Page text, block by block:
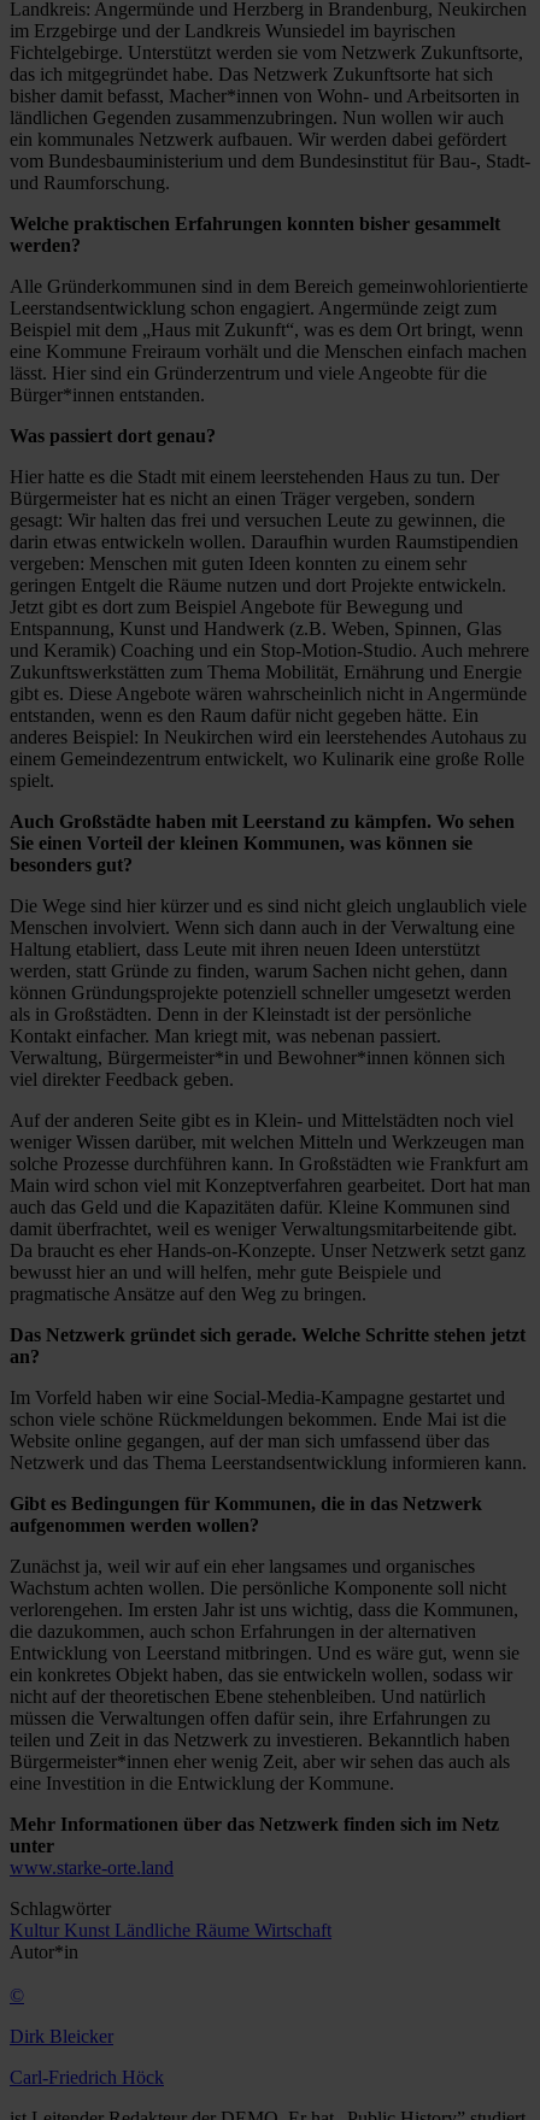
Landkreis: Angermünde und Herzberg in Brandenburg, Neukirchen
im Erzgebirge und der Landkreis Wunsiedel im bayrischen
Fichtelgebirge. Unterstützt werden sie vom Netzwerk Zukunftsorte,
das ich mitgegründet habe. Das Netzwerk Zukunftsorte hat sich
bisher damit befasst, Macher*innen von Wohn- und Arbeitsorten in
ländlichen Gegenden zusammenzubringen. Nun wollen wir auch
ein kommunales Netzwerk aufbauen. Wir werden dabei gefördert
vom Bundesbauministerium und dem Bundesinstitut für Bau-, Stadt-
und Raumforschung.
Welche praktischen Erfahrungen konnten bisher gesammelt
werden?
Alle Gründerkommunen sind in dem Bereich gemeinwohlorientierte
Leerstandsentwicklung schon engagiert. Angermünde zeigt zum
Beispiel mit dem „Haus mit Zukunft“, was es dem Ort bringt, wenn
eine Kommune Freiraum vorhält und die Menschen einfach machen
lässt. Hier sind ein Gründerzentrum und viele Angeobte für die
Bürger*innen entstanden.
Was passiert dort genau?
Hier hatte es die Stadt mit einem leerstehenden Haus zu tun. Der
Bürgermeister hat es nicht an einen Träger vergeben, sondern
gesagt: Wir halten das frei und versuchen Leute zu gewinnen, die
darin etwas entwickeln wollen. Daraufhin wurden Raumstipendien
vergeben: Menschen mit guten Ideen konnten zu einem sehr
geringen Entgelt die Räume nutzen und dort Projekte entwickeln.
Jetzt gibt es dort zum Beispiel Angebote für Bewegung und
Entspannung, Kunst und Handwerk (z.B. Weben, Spinnen, Glas
und Keramik) Coaching und ein Stop-Motion-Studio. Auch mehrere
Zukunftswerkstätten zum Thema Mobilität, Ernährung und Energie
gibt es. Diese Angebote wären wahrscheinlich nicht in Angermünde
entstanden, wenn es den Raum dafür nicht gegeben hätte. Ein
anderes Beispiel: In Neukirchen wird ein leerstehendes Autohaus zu
einem Gemeindezentrum entwickelt, wo Kulinarik eine große Rolle
spielt.
Auch Großstädte haben mit Leerstand zu kämpfen. Wo sehen
Sie einen Vorteil der kleinen Kommunen, was können sie
besonders gut?
Die Wege sind hier kürzer und es sind nicht gleich unglaublich viele
Menschen involviert. Wenn sich dann auch in der Verwaltung eine
Haltung etabliert, dass Leute mit ihren neuen Ideen unterstützt
werden, statt Gründe zu finden, warum Sachen nicht gehen, dann
können Gründungsprojekte potenziell schneller umgesetzt werden
als in Großstädten. Denn in der Kleinstadt ist der persönliche
Kontakt einfacher. Man kriegt mit, was nebenan passiert.
Verwaltung, Bürgermeister*in und Bewohner*innen können sich
viel direkter Feedback geben.
Auf der anderen Seite gibt es in Klein- und Mittelstädten noch viel
weniger Wissen darüber, mit welchen Mitteln und Werkzeugen man
solche Prozesse durchführen kann. In Großstädten wie Frankfurt am
Main wird schon viel mit Konzeptverfahren gearbeitet. Dort hat man
auch das Geld und die Kapazitäten dafür. Kleine Kommunen sind
damit überfrachtet, weil es weniger Verwaltungsmitarbeitende gibt.
Da braucht es eher Hands-on-Konzepte. Unser Netzwerk setzt ganz
bewusst hier an und will helfen, mehr gute Beispiele und
pragmatische Ansätze auf den Weg zu bringen.
Das Netzwerk gründet sich gerade. Welche Schritte stehen jetzt
an?
Im Vorfeld haben wir eine Social-Media-Kampagne gestartet und
schon viele schöne Rückmeldungen bekommen. Ende Mai ist die
Website online gegangen, auf der man sich umfassend über das
Netzwerk und das Thema Leerstandsentwicklung informieren kann.
Gibt es Bedingungen für Kommunen, die in das Netzwerk
aufgenommen werden wollen?
Zunächst ja, weil wir auf ein eher langsames und organisches
Wachstum achten wollen. Die persönliche Komponente soll nicht
verlorengehen. Im ersten Jahr ist uns wichtig, dass die Kommunen,
die dazukommen, auch schon Erfahrungen in der alternativen
Entwicklung von Leerstand mitbringen. Und es wäre gut, wenn sie
ein konkretes Objekt haben, das sie entwickeln wollen, sodass wir
nicht auf der theoretischen Ebene stehenbleiben. Und natürlich
müssen die Verwaltungen offen dafür sein, ihre Erfahrungen zu
teilen und Zeit in das Netzwerk zu investieren. Bekanntlich haben
Bürgermeister*innen eher wenig Zeit, aber wir sehen das auch als
eine Investition in die Entwicklung der Kommune.
Mehr Informationen über das Netzwerk finden sich im Netz
unter
www.starke-orte.land
Schlagwörter
Kultur Kunst Ländliche Räume Wirtschaft
Autor*in
©
Dirk Bleicker
Carl-Friedrich Höck